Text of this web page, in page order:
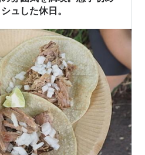
ュした休日。